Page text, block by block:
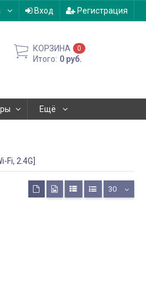
Вход Регистрация
КОРЗИНА 0
Итого: 0 руб.
Ещё
Fi, 2.4G]
30